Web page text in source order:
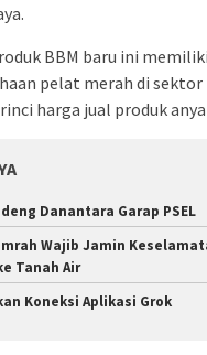
BBM baru ini
pelat merah di sektor
harga jual produk
Danantara Garap PSEL
Wajib Jamin
Tanah Air
Koneksi Aplikasi Grok